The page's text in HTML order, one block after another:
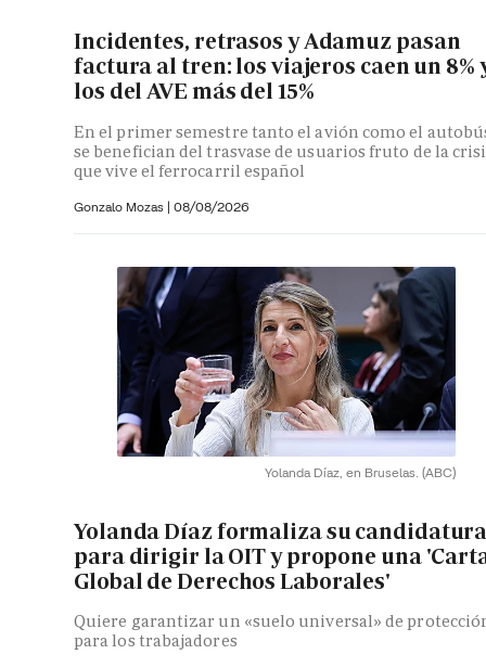
Incidentes, retrasos y Adamuz pasan
factura al tren: los viajeros caen un 8%
los del AVE más del 15%
En el primer semestre tanto el avión como el
se benefician del trasvase de usuarios fruto de la
que vive el ferrocarril español
Gonzalo Mozas | 08/08/2026
Yolanda Díaz, en Bruselas. (ABC)
Yolanda Díaz formaliza su
para dirigir la OIT y propone una
Global de Derechos Laborales'
Quiere garantizar un «suelo universal» de
para los trabajadores